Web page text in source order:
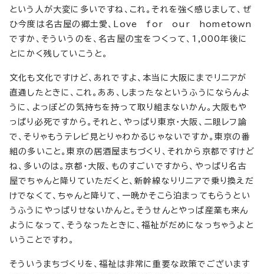
という人が大変に多いですね、これ。それを強く感じまして、ぜ
ひ今度は名古屋の郷土愛、Love for our hometown
ですか、そういうのを、名古屋の宝をつくって、1,000年後に
とにかく残していこうと。
文化も文化ですけど、あれですよ、本当に大阪にまでリニアが
直通したときに、これ。ああ、しまったなというふうにならんよ
うに、よっぽどの気持ちを持って取り組まないかん。大阪もや
っぱり必死ですから。それと、やっぱり東京・大阪、二眼レフ論
で、そりゃもうテレビ見とりゃわかるじゃないですか。東京の番
組の多いこと。東京の居酒屋まちづくり、それから京都ですけど
ね、多いのは。京都・大阪、ものすごいですから、やっぱり名古
屋でちゃんと降りていただくと、新幹線なりリニアで乗り換えだ
けでなくて、ちゃんと降りて、一晩かそこら泊まってもらうとい
うふうにやっぱりせないかんと。そうせんとやっぱ産業も来ん
ようになって、そうなったときに、福祉がだめになっちゃうよと
いうことですわ。
そういうまちづくりを、福祉は非常に重要な政策でございます